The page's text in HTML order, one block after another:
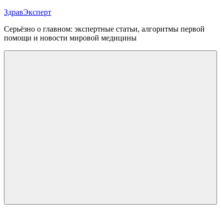
Перейти
содержимому
ЗдравЭксперт
Серьёзно о главном: экспертные статьи, алгоритмы первой
помощи и новости мировой медицины